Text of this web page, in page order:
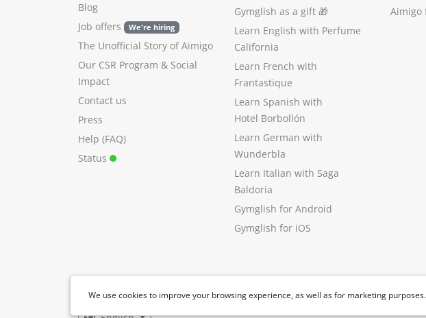
We use cookies to improve your browsing experience, as well as for marketing
Blog
Job offers
We're hiring
The Unofficial Story of Aimigo
Our CSR Program & Social
Impact
Contact us
Press
Help (FAQ)
Status
Gymglish as a gift 🎁
Learn English with Perfume
California
Learn French with
Frantastique
Learn Spanish with
Hotel Borbollón
Learn German with
Wunderbla
Learn Italian with Saga
Baldoria
Gymglish for Android
Gymglish for iOS
Aimigo